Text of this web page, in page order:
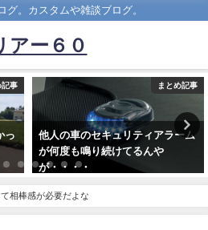
グ。カスタムや雑談ブログ。
アー６０
記事
ム
まとめ記事
俺の愛車アクアを廉価版プリウス
呼ばわりするのはやめ
ろ！！！！！！！！！！！！！
相棒感が必要だよな